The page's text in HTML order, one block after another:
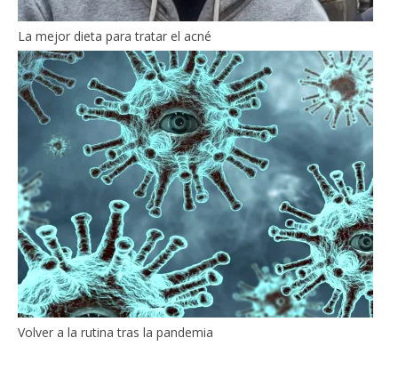
La mejor dieta para tratar el acné
Volver a la rutina tras la pandemia